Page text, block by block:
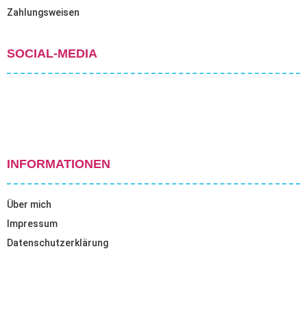
Zahlungsweisen
SOCIAL-MEDIA
INFORMATIONEN
Über mich
Impressum
Datenschutzerklärung